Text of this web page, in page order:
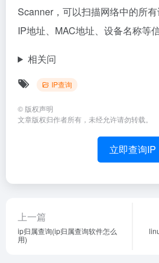
Scanner，可以扫描网络中的所
IP地址、MAC地址、设备名称等信
相关问
IP查询
© 版权声明
文章版权归作者所有，未经允许请勿转载。
立即查询IP
上一篇
ip归属查询(ip归属查询软件怎么
用)